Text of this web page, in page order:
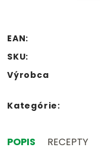
EAN:
SKU:
Výrobca
Kategórie:
POPIS RECEPTY